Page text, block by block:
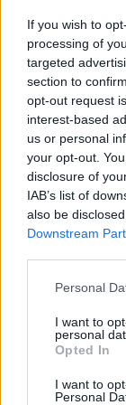
If you wish to
processing of
targeted
section to
opt-out request
interest-based
us or personal
your opt-out.
disclosure of
IAB’s list of
also be
Downstream
Please note
not limited to
grant or deny
use your data
consent section.
Personal
I want to
personal
Opted In
I want to
Personal
JámborAndrás •
50 menekült
másik
előtt
menekültek
mert